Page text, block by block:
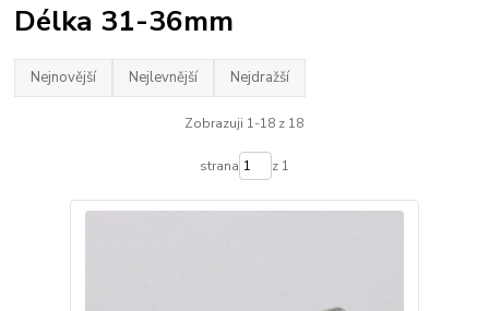
Délka 31-36mm
Nejnovější Nejlevnější Nejdražší
Zobrazuji 1-18 z 18
strana z 1